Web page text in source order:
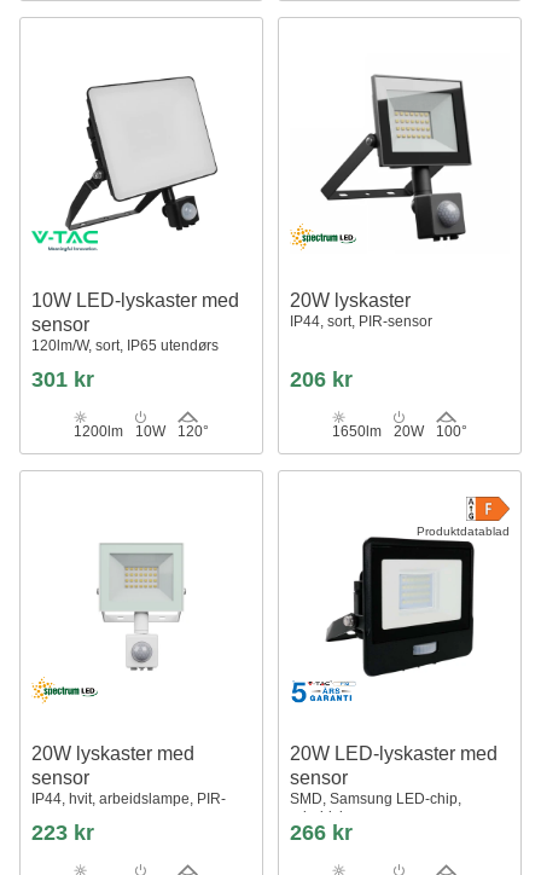
10W LED-lyskaster med
sensor
120lm/W, sort, IP65 utendørs
301 kr
1200lm 10W 120°
20W lyskaster
IP44, sort, PIR-sensor
206 kr
1650lm 20W 100°
20W lyskaster med
sensor
IP44, hvit, arbeidslampe, PIR-
223 kr
Produktdatablad
20W LED-lyskaster med
sensor
SMD, Samsung LED-chip,
arbeidslampe
266 kr